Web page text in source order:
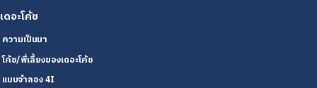
เดอะโค้ช
ความเป็นมา
โค้ช/พี่เลี้ยงของเดอะโค้ช
แบบจำลอง 4I